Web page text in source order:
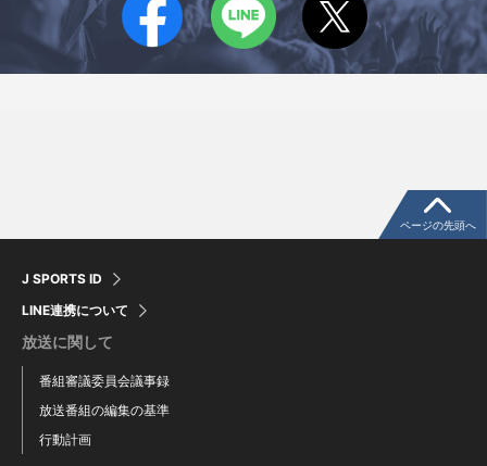
松本 秦
J SPORTS ID
LINE連携について
放送に関して
番組審議委員会議事録
放送番組の編集の基準
行動計画
ページの先頭へ